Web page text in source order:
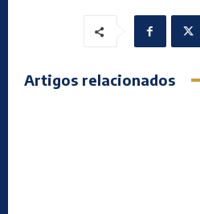
Artigos relacionados